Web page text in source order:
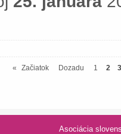
« Začiatok Dozadu 1 2 3